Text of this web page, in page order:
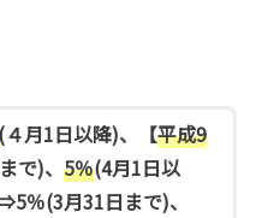
月1日以降)、【平成9
で)、 5％(4月1日以
％(3月31日まで)、